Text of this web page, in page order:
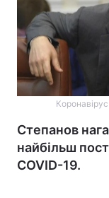
Степанов
найбільш
COVID-19.